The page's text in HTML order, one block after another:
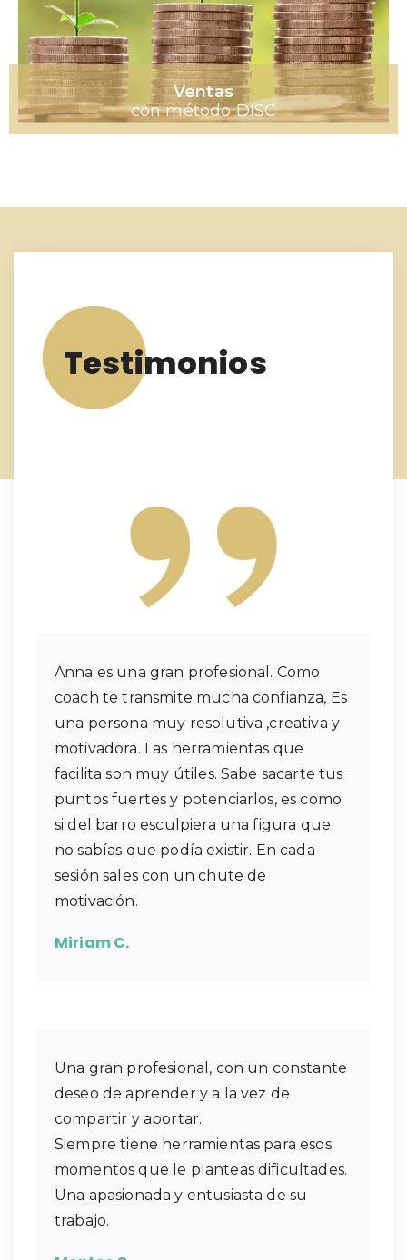
Ventas
con método DISC
Testimonios
Anna es una gran profesional. Como
coach te transmite mucha confianza, Es
una persona muy resolutiva ,creativa y
motivadora. Las herramientas que
facilita son muy útiles. Sabe sacarte tus
puntos fuertes y potenciarlos, es como
si del barro esculpiera una figura que
no sabías que podía existir. En cada
sesión sales con un chute de
motivación.
Miriam C.
Una gran profesional, con un constante
deseo de aprender y a la vez de
compartir y aportar.
Siempre tiene herramientas para esos
momentos que le planteas dificultades.
Una apasionada y entusiasta de su
trabajo.